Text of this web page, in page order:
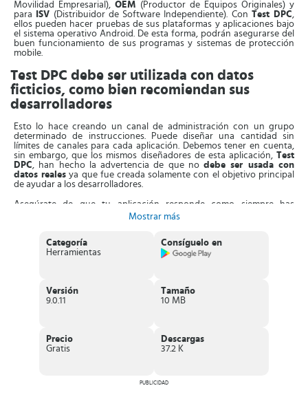
Movilidad Empresarial), OEM (Productor de Equipos Originales) y
para
ISV (Distribuidor de Software Independiente). Con Test DPC,
ellos pueden hacer pruebas de sus plataformas y aplicaciones bajo
el sistema operativo Android. De esta forma, podrán asegurarse del
buen funcionamiento de sus programas y sistemas de protección
mobile.
Test DPC debe ser utilizada con datos
ficticios, como bien recomiendan sus
desarrolladores
Esto lo hace creando un canal de administración con un grupo
determinado de instrucciones. Puede diseñar una cantidad sin
límites de canales para cada aplicación. Debemos tener en cuenta,
sin embargo, que los mismos diseñadores de esta aplicación, Test
DPC, han hecho la advertencia de que nodebe ser usada con
datos reales ya que fue creada solamente con el objetivo principal
de ayudar a los desarrolladores.
Asegúrate de que tu aplicación responde como siempre has
imaginado a la hora de desarrollarla. No cometas el error de otros y
a pulir algunos detalles y mejorar aún más si cabe tu gran trabajo.
Los desarrolladores (ya sean expertos o principiantes) se han
beneficiado mucho de sus características, es por eso que a
grupo definido de políticas.
Podrásadministrar y crear restricciones
(accesos, mostrar y ocultar aplicaciones, entre otros).
Mostrar más
Categoría
Herramientas
Consíguelo en
Versión
9.0.11
Tamaño
10 MB
Precio
Gratis
Descargas
37.2 K
PUBLICIDAD